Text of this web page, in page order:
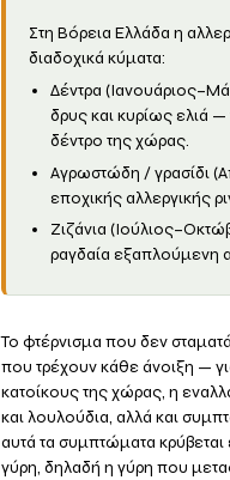
Στη Βόρεια Ελλάδα η
διαδοχικά κύματα:
Δέντρα
δρυς και κυρίως ελιά —
δέντρο της χώρας.
Αγρωστώδη / γρασίδι
εποχικής αλλεργικής
Ζιζάνια
ραγδαία εξαπλούμενη
Το φτέρνισμα που δεν
που τρέχουν κάθε άνοιξη —
κατοίκους της χώρας, η
και λουλούδια, αλλά και
αυτά τα συμπτώματα
γύρη, δηλαδή η γύρη που